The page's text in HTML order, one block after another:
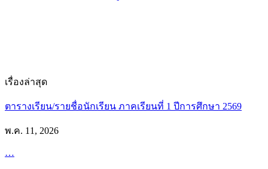
เรื่องล่าสุด
ตารางเรียน/รายชื่อนักเรียน ภาคเรียนที่ 1 ปีการศึกษา 2569
พ.ค. 11, 2026
…